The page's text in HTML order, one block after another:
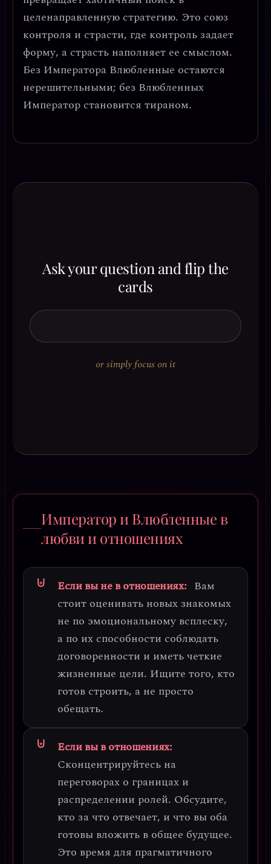
целенаправленную стратегию. Это союз
контроля и страсти, где контроль задает
форму, а страсть наполняет ее смыслом.
Без Императора Влюбленные остаются
нерешительными; без Влюбленных
Император становится тираном.
Ask your question and flip the
cards
or simply focus on it
Император и Влюбленные в
любви и отношениях
Если вы не в отношениях: Вам
стоит оценивать новых знакомых
не по эмоциональному всплеску,
а по их способности соблюдать
договоренности и иметь четкие
жизненные цели. Ищите того, кто
готов строить, а не просто
обещать.
Если вы в отношениях:
Сконцентрируйтесь на
переговорах о границах и
распределении ролей. Обсудите,
кто за что отвечает, и что вы оба
готовы вложить в общее будущее.
Это время для прагматичного